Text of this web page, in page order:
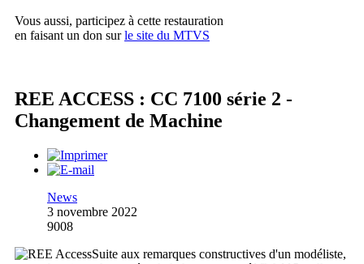
Vous aussi, participez à cette restauration
en faisant un don surle site du MTVS
REE ACCESS : CC 7100 série 2 -
Changement de Machine
News
3 novembre 2022
9008
Suite aux remarques constructives d'un modéliste,